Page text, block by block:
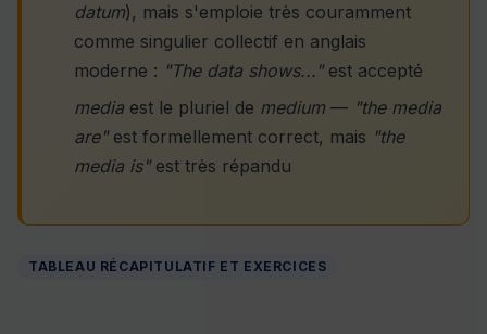
datum), mais s'emploie très couramment
comme singulier collectif en anglais
moderne : "The data shows..."est accepté
media est le pluriel de medium — "the media
are"est formellement correct, mais "the
media is"est très répandu
TABLEAU RÉCAPITULATIF ET EXERCICES